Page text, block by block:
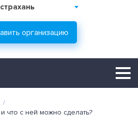
организацию
/
что с ней можно сделать?